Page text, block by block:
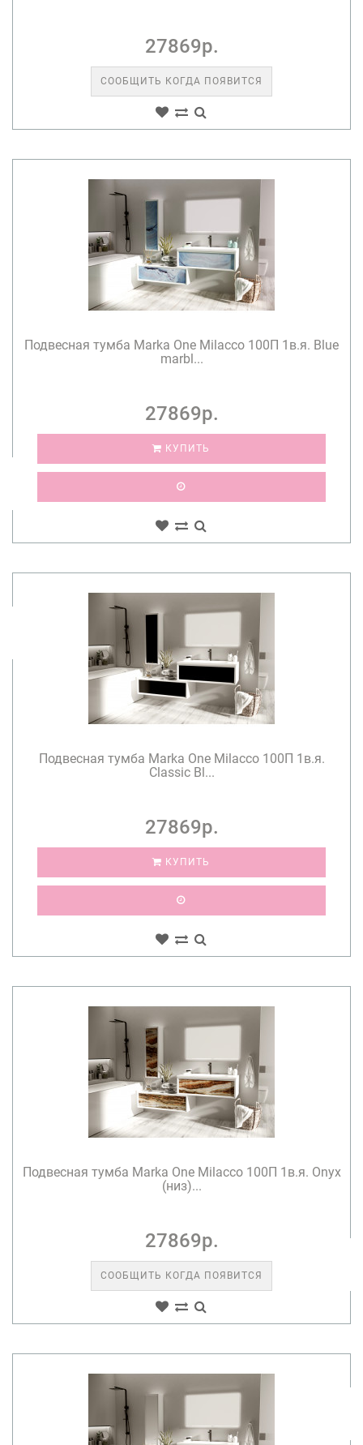
27869р.
СООБЩИТЬ КОГДА ПОЯВИТСЯ
Подвесная тумба Marka One Milacco 100П 1в.я. Blue
marbl...
27869р.
КУПИТЬ
Подвесная тумба Marka One Milacco 100П 1в.я.
Classic Bl...
27869р.
КУПИТЬ
Подвесная тумба Marka One Milacco 100П 1в.я. Onyx
(низ)...
27869р.
СООБЩИТЬ КОГДА ПОЯВИТСЯ